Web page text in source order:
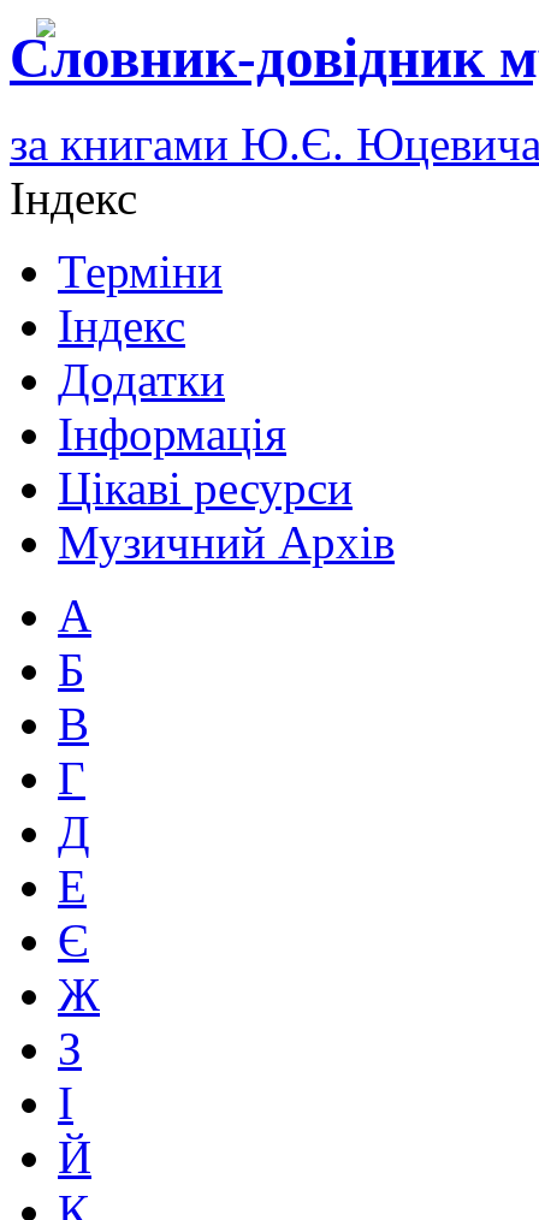
Словник-довідник
за книгами Ю.Є.
Індекс
Терміни
Індекс
Додатки
Інформація
Цікаві ресурси
Музичний Архів
А
Б
В
Г
Д
Е
Є
Ж
З
І
Й